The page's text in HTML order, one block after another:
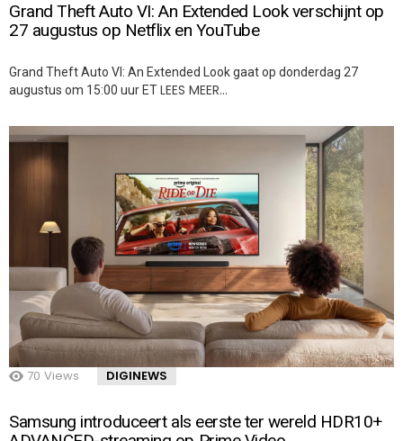
Grand Theft Auto VI: An Extended Look verschijnt op
27 augustus op Netflix en YouTube
Grand Theft Auto VI: An Extended Look gaat op donderdag 27
augustus om 15:00 uur ETLEES MEER…
70 Views DIGINEWS
Samsung introduceert als eerste ter wereld HDR10+